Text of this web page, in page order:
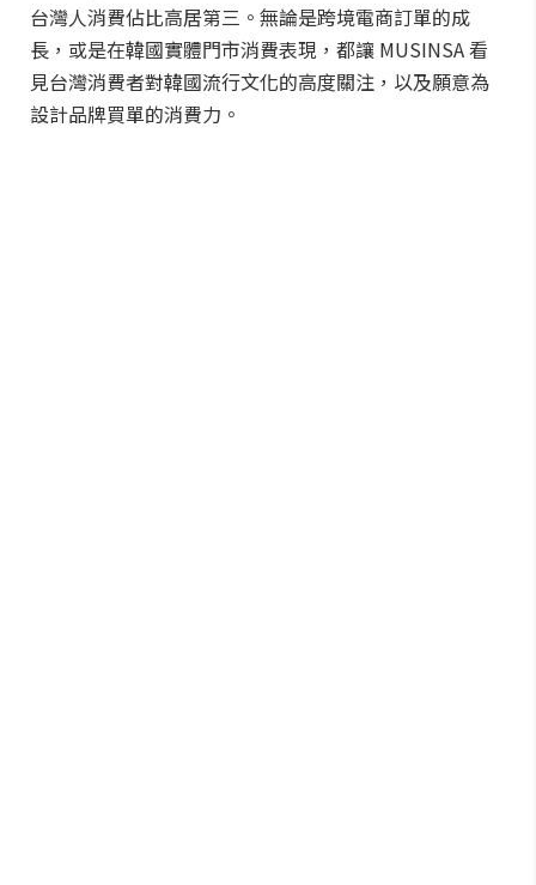
台灣人消費佔比高居第三。無論是跨境電商訂單的成
長，或是在韓國實體門市消費表現，都讓 MUSINSA 看
見台灣消費者對韓國流行文化的高度關注，以及願意為
設計品牌買單的消費力。